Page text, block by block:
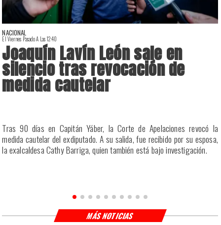
NACIONAL
El Viernes Pasado A Las 12:40
Joaquín Lavín León sale en
silencio tras revocación de
medida cautelar
Tras 90 días en Capitán Yáber, la Corte de Apelaciones revocó la
medida cautelar del exdiputado. A su salida, fue recibido por su esposa,
la exalcaldesa Cathy Barriga, quien también está bajo investigación.
MÁS NOTICIAS